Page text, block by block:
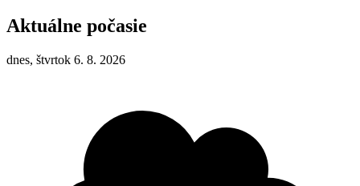
Aktuálne počasie
dnes, štvrtok 6. 8. 2026